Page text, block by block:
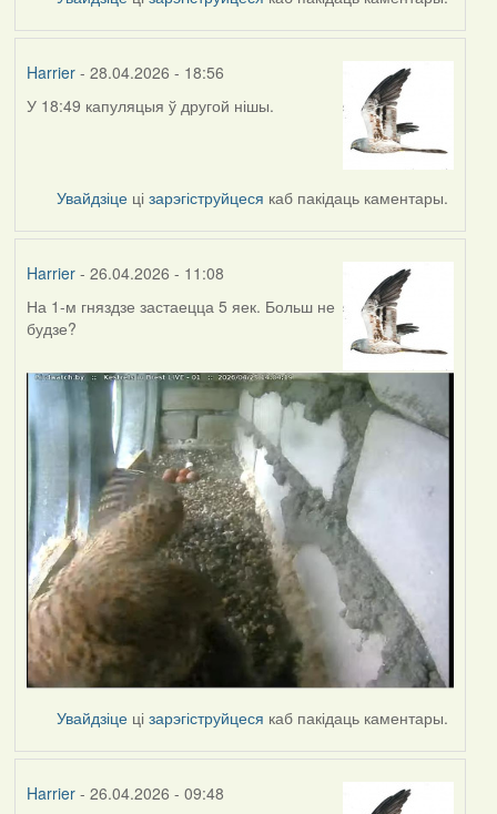
Harrier- 28.04.2026 - 18:56
У 18:49 капуляцыя ў другой нішы.
Увайдзіце цізарэгіструйцеся каб пакідаць каментары.
Harrier- 26.04.2026 - 11:08
На 1-м гняздзе застаецца 5 яек. Больш не
будзе?
Увайдзіце цізарэгіструйцеся каб пакідаць каментары.
Harrier- 26.04.2026 - 09:48